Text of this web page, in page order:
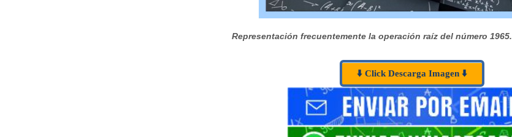
Representación frecuentemente la operación raíz del número 1965.
⬇️ Click Descarga Imagen ⬇️